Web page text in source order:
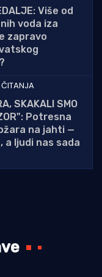
Više od
voda iza
zapravo
SKAKALI SMO
Potresna
na jahti —
a ljudi nas sada